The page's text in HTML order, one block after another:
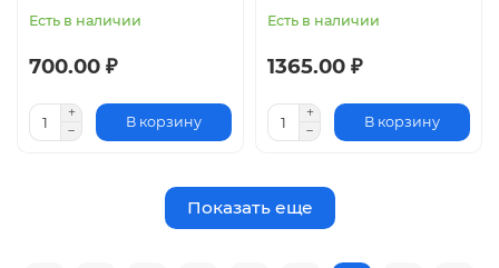
Есть в наличии
700.00 ₽
В корзину
Есть в наличии
1365.00 ₽
В корзину
Показать еще